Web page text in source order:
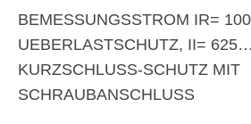
BEMESSUNGSSTROM IR=
UEBERLASTSCHUTZ, II=
KURZSCHLUSS-SCHUTZ MIT
SCHRAUBANSCHLUSS